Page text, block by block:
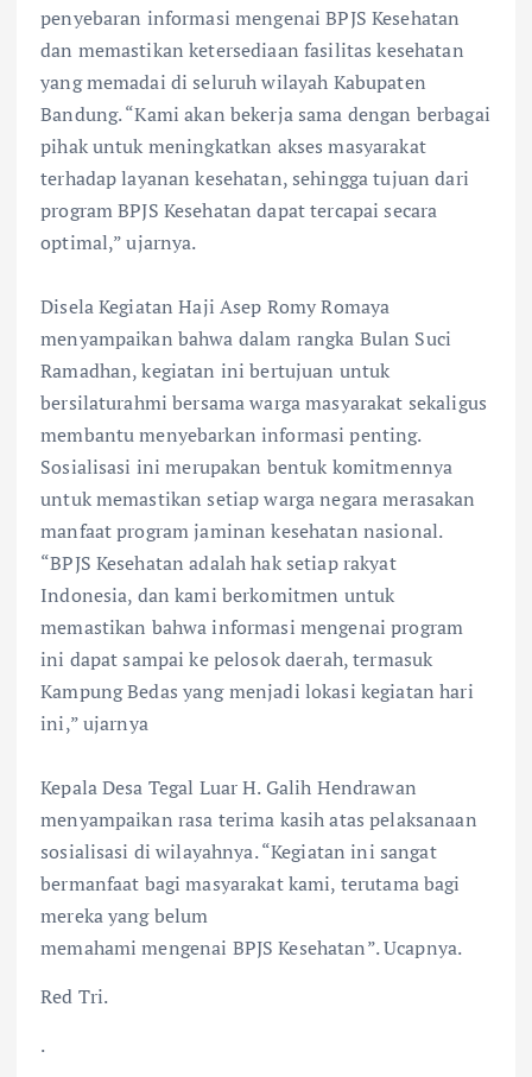
penyebaran informasi mengenai BPJS Kesehatan
dan memastikan ketersediaan fasilitas kesehatan
yang memadai di seluruh wilayah Kabupaten
Bandung. “Kami akan bekerja sama dengan berbagai
pihak untuk meningkatkan akses masyarakat
terhadap layanan kesehatan, sehingga tujuan dari
program BPJS Kesehatan dapat tercapai secara
optimal,” ujarnya.
Disela Kegiatan Haji Asep Romy Romaya
menyampaikan bahwa dalam rangka Bulan Suci
Ramadhan, kegiatan ini bertujuan untuk
bersilaturahmi bersama warga masyarakat sekaligus
membantu menyebarkan informasi penting.
Sosialisasi ini merupakan bentuk komitmennya
untuk memastikan setiap warga negara merasakan
manfaat program jaminan kesehatan nasional.
“BPJS Kesehatan adalah hak setiap rakyat
Indonesia, dan kami berkomitmen untuk
memastikan bahwa informasi mengenai program
ini dapat sampai ke pelosok daerah, termasuk
Kampung Bedas yang menjadi lokasi kegiatan hari
ini,” ujarnya
Kepala Desa Tegal Luar H. Galih Hendrawan
menyampaikan rasa terima kasih atas pelaksanaan
sosialisasi di wilayahnya. “Kegiatan ini sangat
bermanfaat bagi masyarakat kami, terutama bagi
mereka yang belum
memahami mengenai BPJS Kesehatan”. Ucapnya.
Red Tri.
.